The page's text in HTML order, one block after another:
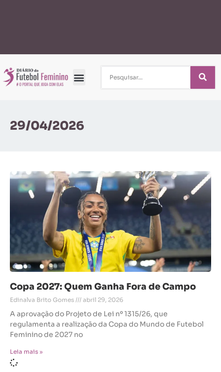
29/04/2026
Copa 2027: Quem Ganha Fora de Campo
Edinalva Brito Gomes abril 29, 2026
A aprovação do Projeto de Lei nº 1315/26, que
regulamenta a realização da Copa do Mundo de Futebol
Feminino de 2027 no
Leia mais »